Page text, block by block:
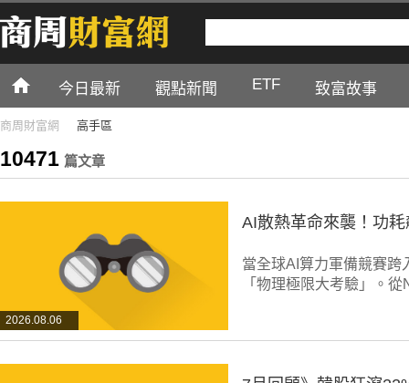
今日最新 觀點新聞 ETF 致富故事
商周財富網 高手區
10471 篇文章
2026.08.06
AI散熱革命來襲！功
當全球AI算力軍備競賽跨
「物理極限大考驗」。